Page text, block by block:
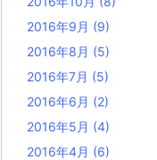
2016年9月 (9)
2016年8月 (5)
2016年7月 (5)
2016年6月 (2)
2016年5月 (4)
2016年4月 (6)